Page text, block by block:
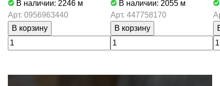
В наличии: 2246 м
Арт. 0956963440
В корзину
В наличии: 2055 м
Арт. 447758170
В корзину